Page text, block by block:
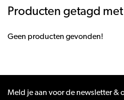
Producten getagd
Geen producten gevonden!
Meld je aan voor de newsletter &